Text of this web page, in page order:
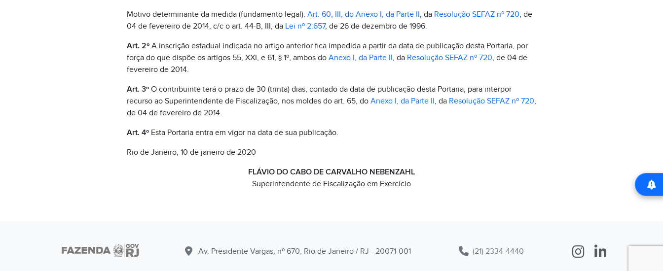
Motivo determinante da medida (fundamento legal): Art. 60, III, do Anexo I, da Parte II, da Resolução SEFAZ nº 720, de
04 de fevereiro de 2014, c/c o art. 44-B, III, da Lei nº 2.657, de 26 de dezembro de 1996.
Art. 2ºA inscrição estadual indicada no artigo anterior fica impedida a partir da data de publicação desta Portaria, por
força do que dispõe os artigos 55, XXI, e 61, § 1º, ambos do Anexo I, da Parte II, da Resolução SEFAZ nº 720, de 04 de
fevereiro de 2014.
Art. 3ºO contribuinte terá o prazo de 30 (trinta) dias, contado da data de publicação desta Portaria, para interpor
recurso ao Superintendente de Fiscalização, nos moldes do art. 65, do Anexo I, da Parte II, da Resolução SEFAZ nº 720,
de 04 de fevereiro de 2014.
Art. 4º Esta Portaria entra em vigor na data de sua publicação.
Rio de Janeiro, 10 de janeiro de 2020
FLÁVIO DO CABO DE CARVALHO NEBENZAHL
Superintendente de Fiscalização em Exercício
Av. Presidente Vargas, nº 670, Rio de Janeiro / RJ - 20071-001 (21) 2334-4440